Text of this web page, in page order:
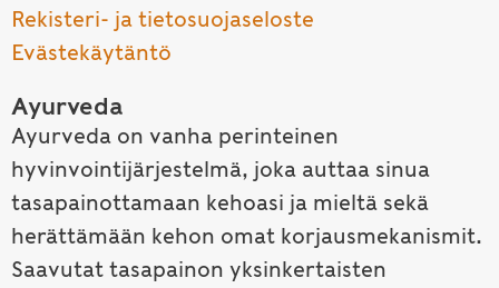
Rekisteri- ja tietosuojaseloste
Evästekäytäntö
Ayurveda
Ayurveda on vanha perinteinen
hyvinvointijärjestelmä, joka auttaa sinua
tasapainottamaan kehoasi ja mieltä sekä
herättämään kehon omat korjausmekanismit.
Saavutat tasapainon yksinkertaisten